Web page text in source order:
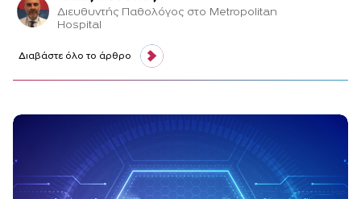
Διευθυντής Παθολόγος στο Metropolitan
Hospital
Διαβάστε όλο το άρθρο